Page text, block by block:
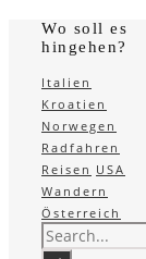
Wo soll es
hingehen?
Italien
Kroatien
Norwegen
Radfahren
Reisen USA
Wandern
Österreich